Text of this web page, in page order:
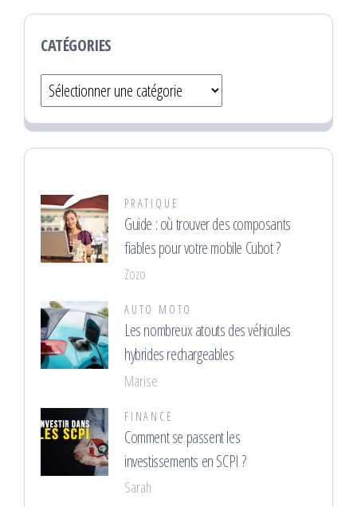
CATÉGORIES
Catégories
PRATIQUE
Guide : où trouver des composants
fiables pour votre mobile Cubot ?
Zozo
AUTO MOTO
Les nombreux atouts des véhicules
hybrides rechargeables
Marise
FINANCE
Comment se passent les
investissements en SCPI ?
Sarah